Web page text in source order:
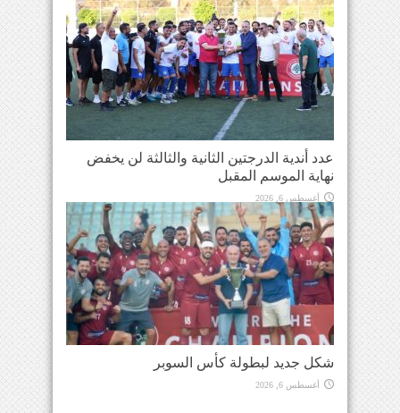
عدد أندية الدرجتين الثانية والثالثة لن يخفض
نهاية الموسم المقبل
أغسطس 6, 2026
شكل جديد لبطولة كأس السوبر
أغسطس 6, 2026